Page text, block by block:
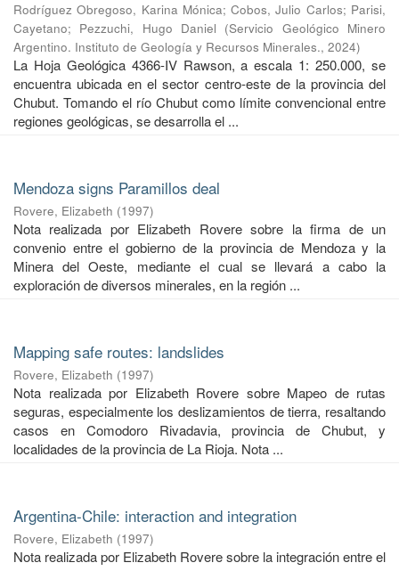
Rodríguez Obregoso, Karina Mónica;Cobos, Julio Carlos; Parisi,
Cayetano; Pezzuchi, Hugo Daniel (Servicio Geológico Minero
Argentino. Instituto de Geología y Recursos Minerales., 2024)
La Hoja Geológica 4366-IV Rawson, a escala 1: 250.000, se
encuentra ubicada en el sector centro-este de la provincia del
Chubut. Tomando el río Chubut como límite convencional entre
regiones geológicas, se desarrolla el ...
Mendoza signs Paramillos deal
Rovere, Elizabeth (1997)
Nota realizada por Elizabeth Rovere sobre la firma de un
convenio entre el gobierno de la provincia de Mendoza y la
Minera del Oeste, mediante el cual se llevará a cabo la
exploración de diversos minerales, en la región ...
Mapping safe routes: landslides
Rovere, Elizabeth (1997)
Nota realizada por Elizabeth Rovere sobre Mapeo de rutas
seguras, especialmente los deslizamientos de tierra, resaltando
casos en Comodoro Rivadavia, provincia de Chubut, y
localidades de la provincia de La Rioja. Nota ...
Argentina-Chile: interaction and integration
Rovere, Elizabeth (1997)
Nota realizada por Elizabeth Rovere sobre la integración entre el